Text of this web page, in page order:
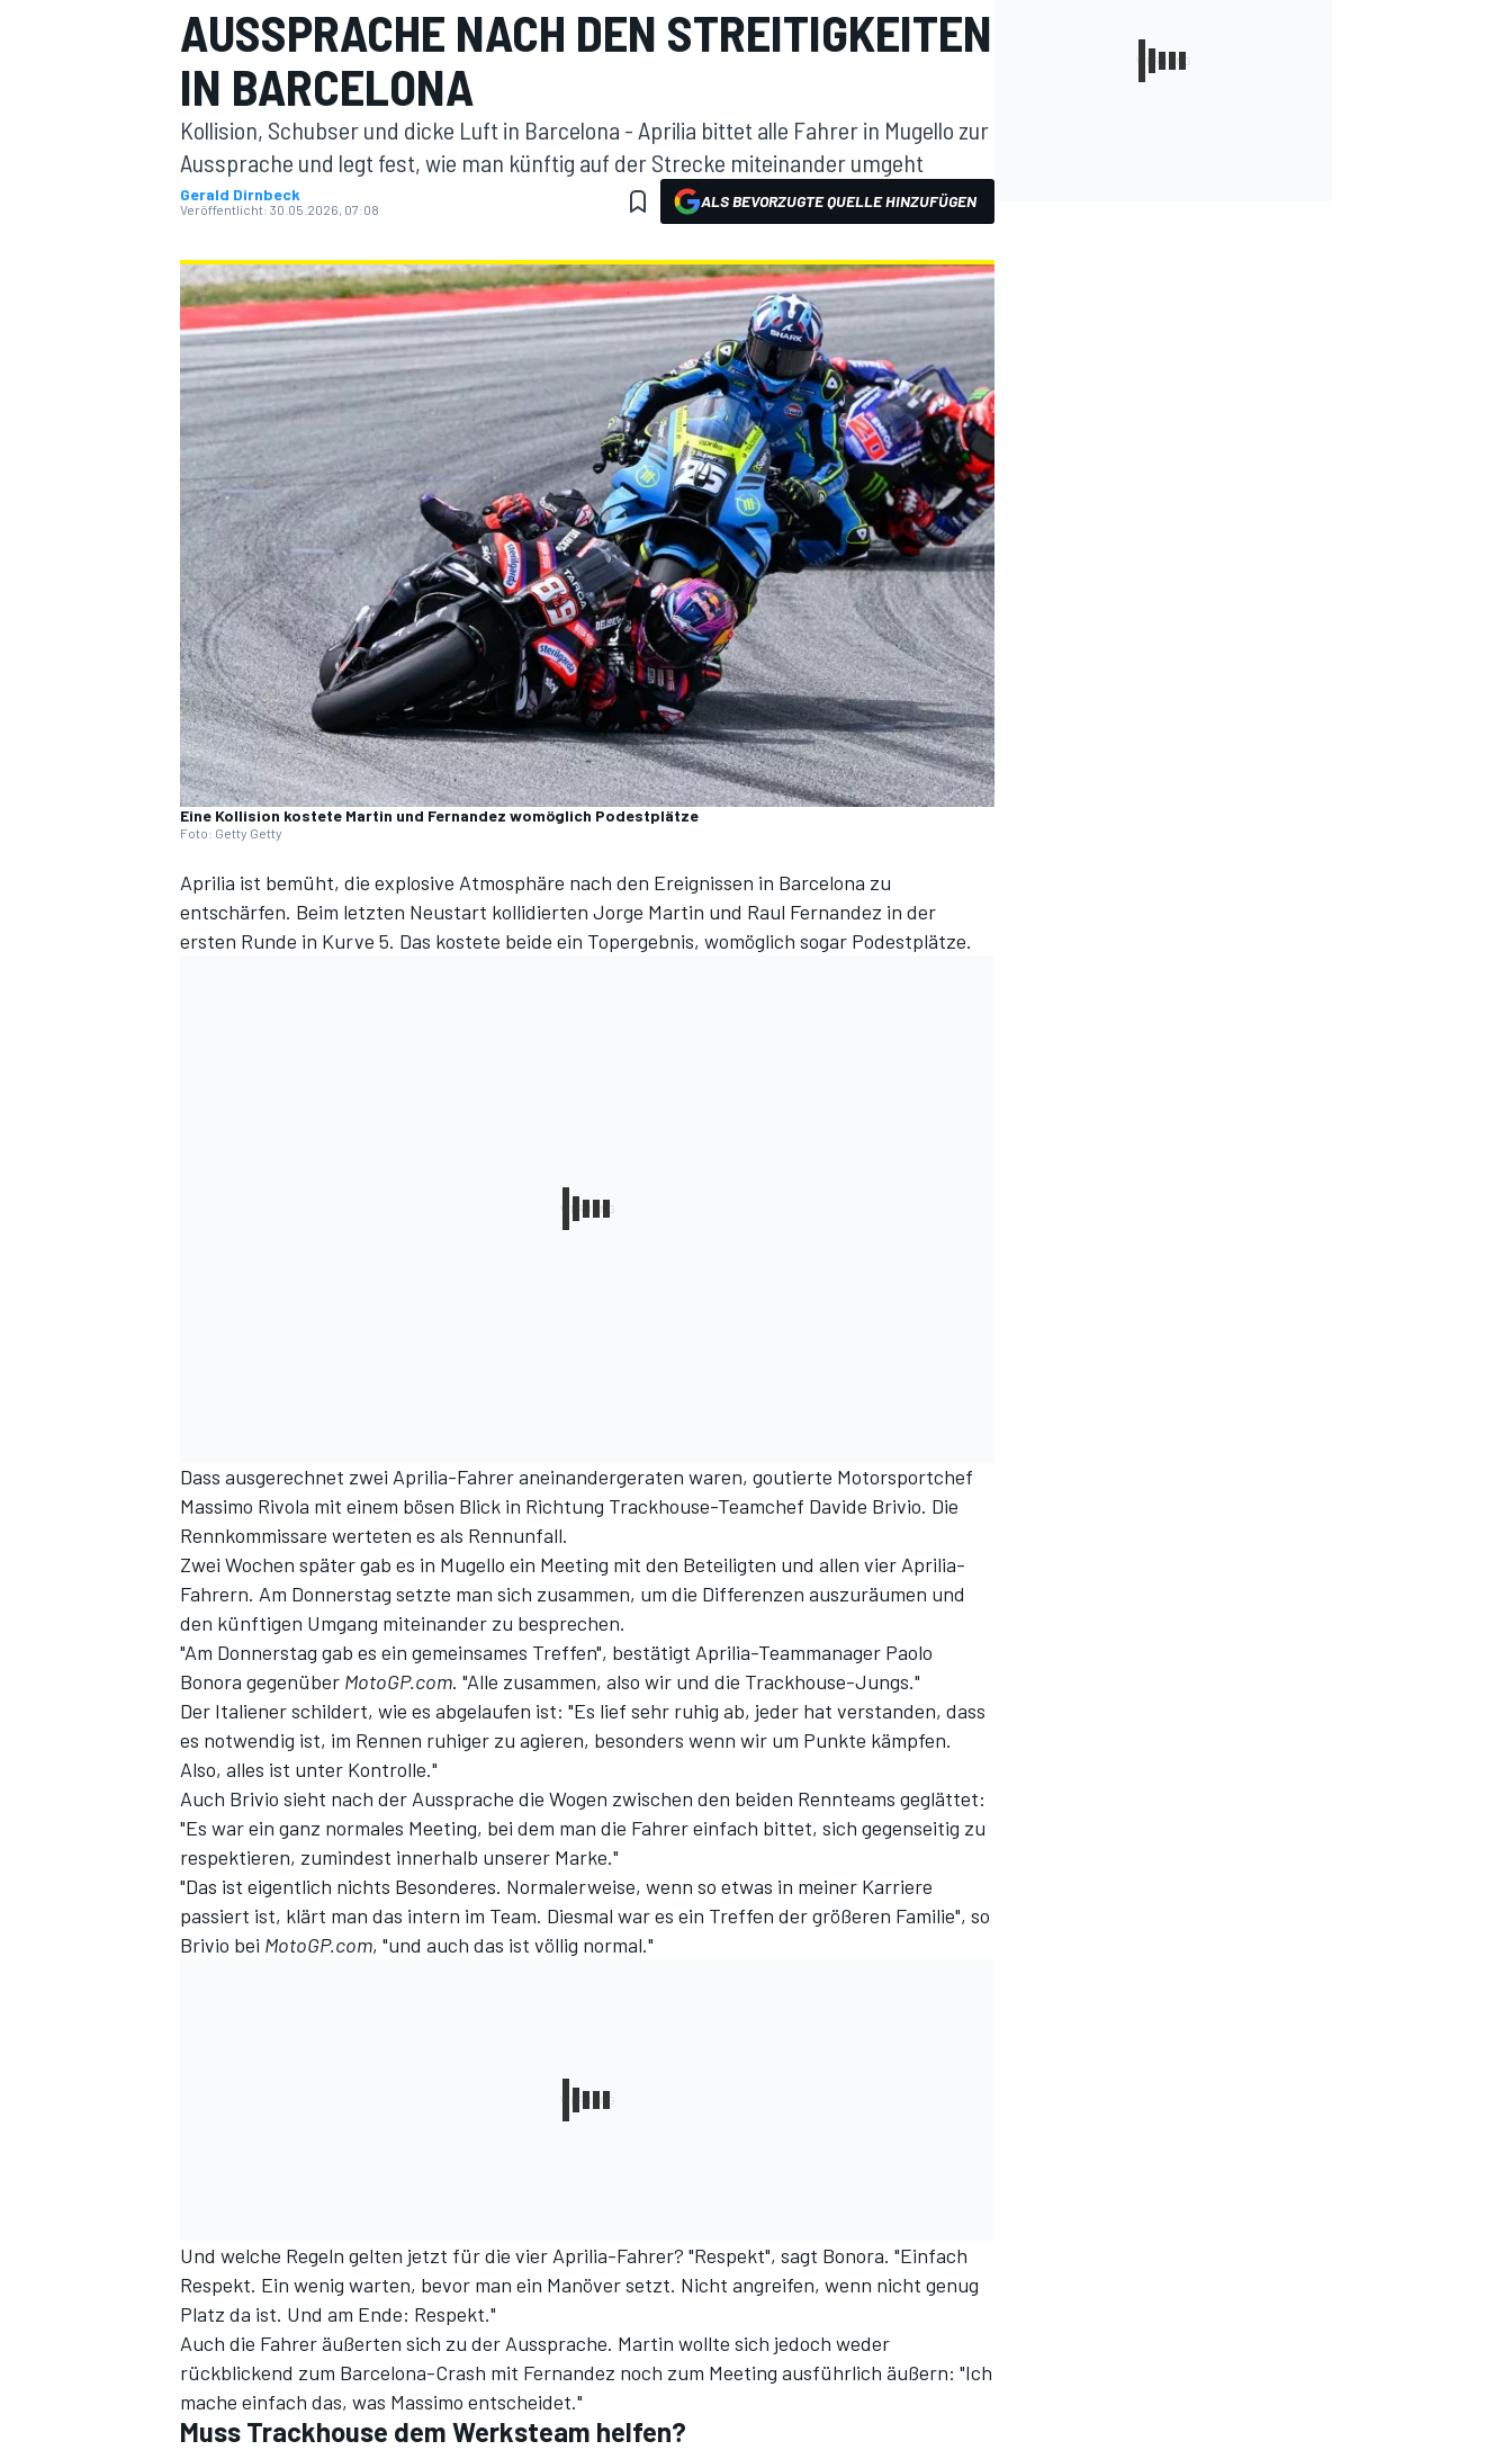
MOTOGP
DTM
SPORTWAGEN
AUSSPRACHE NACH DEN STREITIGKEITEN
IN BARCELONA
Kollision, Schubser und dicke Luft in Barcelona - Aprilia bittet alle Fahrer in Mugello zur
Aussprache und legt fest, wie man künftig auf der Strecke miteinander umgeht
Gerald Dirnbeck
Veröffentlicht: 30.05.2026, 07:08 ALS BEVORZUGTE QUELLE HINZUFÜGEN
Eine Kollision kostete Martin und Fernandez womöglich Podestplätze
Foto: Getty Getty
Aprilia ist bemüht, die explosive Atmosphäre nach den Ereignissen in Barcelona zu
entschärfen. Beim letzten Neustart kollidierten Jorge Martin und Raul Fernandez in der
ersten Runde in Kurve 5. Das kostete beide ein Topergebnis, womöglich sogar Podestplätze.
Dass ausgerechnet zwei Aprilia-Fahrer aneinandergeraten waren, goutierte Motorsportchef
Massimo Rivola mit einem bösen Blick in Richtung Trackhouse-Teamchef Davide Brivio. Die
Rennkommissare werteten es als Rennunfall.
Zwei Wochen später gab es in Mugello ein Meeting mit den Beteiligten und allen vier Aprilia-
Fahrern. Am Donnerstag setzte man sich zusammen, um die Differenzen auszuräumen und
den künftigen Umgang miteinander zu besprechen.
"Am Donnerstag gab es ein gemeinsames Treffen", bestätigt Aprilia-Teammanager Paolo
Bonora gegenüber MotoGP.com. "Alle zusammen, also wir und die Trackhouse-Jungs."
Der Italiener schildert, wie es abgelaufen ist: "Es lief sehr ruhig ab, jeder hat verstanden, dass
es notwendig ist, im Rennen ruhiger zu agieren, besonders wenn wir um Punkte kämpfen.
Also, alles ist unter Kontrolle."
Auch Brivio sieht nach der Aussprache die Wogen zwischen den beiden Rennteams geglättet:
"Es war ein ganz normales Meeting, bei dem man die Fahrer einfach bittet, sich gegenseitig zu
respektieren, zumindest innerhalb unserer Marke."
"Das ist eigentlich nichts Besonderes. Normalerweise, wenn so etwas in meiner Karriere
passiert ist, klärt man das intern im Team. Diesmal war es ein Treffen der größeren Familie", so
Brivio bei MotoGP.com, "und auch das ist völlig normal."
Und welche Regeln gelten jetzt für die vier Aprilia-Fahrer? "Respekt", sagt Bonora. "Einfach
Respekt. Ein wenig warten, bevor man ein Manöver setzt. Nicht angreifen, wenn nicht genug
Platz da ist. Und am Ende: Respekt."
Auch die Fahrer äußerten sich zu der Aussprache. Martin wollte sich jedoch weder
rückblickend zum Barcelona-Crash mit Fernandez noch zum Meeting ausführlich äußern: "Ich
mache einfach das, was Massimo entscheidet."
Muss Trackhouse dem Werksteam helfen?